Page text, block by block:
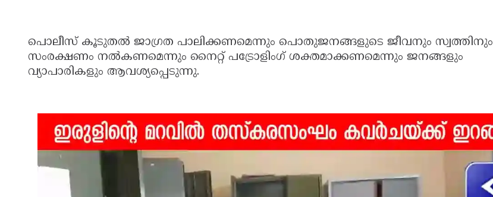
പൊലീസ് കൂടുതല്‍ ജാഗ്രത പാലിക്കണമെന്നും പൊതുജനങ്ങളുടെ ജീവനും സ്വത്തിനും
സംരക്ഷണം നല്‍കണമെന്നും നൈറ്റ് പട്രോളിംഗ് ശക്തമാക്കണമെന്നും ജനങ്ങളും
വ്യാപാരികളും ആവശ്യപ്പെടുന്നു.